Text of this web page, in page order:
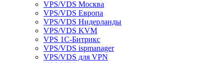
VPS/VDS Москва
VPS/VDS Европа
VPS/VDS Нидерланды
VPS/VDS KVM
VPS 1С-Битрикс
VPS/VDS ispmanager
VPS/VDS для VPN